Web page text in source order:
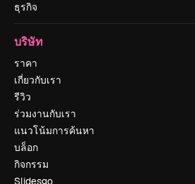
ธุรกิจ
บริษัท
ราคา
เกี่ยวกับเรา
รีวิว
ร่วมงานกับเรา
แนวโน้มการค้นหา
บล็อก
กิจกรรม
Slidesgo